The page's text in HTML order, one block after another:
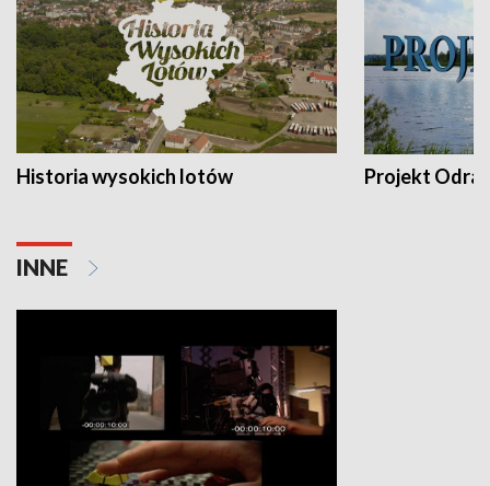
Historia wysokich lotów Projekt Odra
INNE